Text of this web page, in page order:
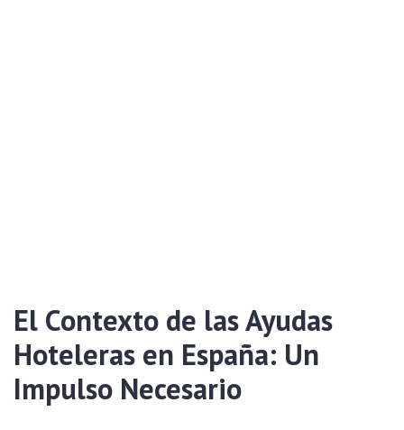
El Contexto de las Ayudas
Hoteleras en España: Un
Impulso Necesario